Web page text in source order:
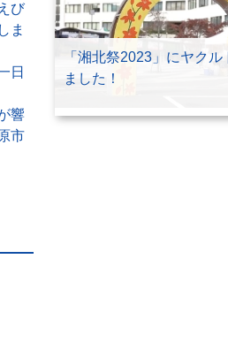
「湘北祭2023」にヤク
ました！
び
ま
日
響
市